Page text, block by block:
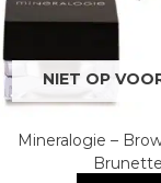
NIET OP
Mineralogie –